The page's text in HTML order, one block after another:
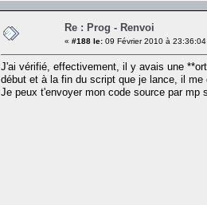
Re : Prog - Renvoi
« #188 le: 09 Février 2010 à
J'ai vérifié, effectivement, il y avais une
début et à la fin du script que je lance, il
Je peux t'envoyer mon code source par mp